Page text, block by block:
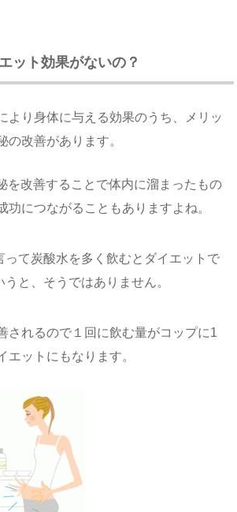
ット効果がないの？
より身体に与える効果のうち、メリッ
の改善があります。
を改善することで体内に溜まったもの
功につながることもありますよね。
って炭酸水を多く飲むとダイエットで
うと、そうではありません。
されるので１回に飲む量がコップに1
エットにもなります。